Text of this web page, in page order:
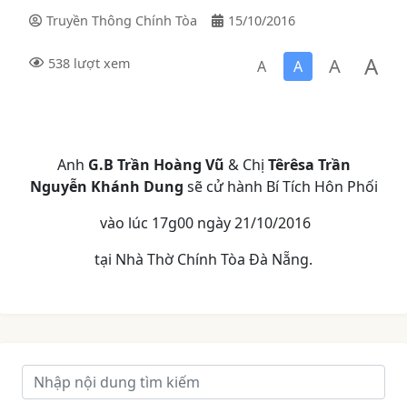
Truyền Thông Chính Tòa 15/10/2016
538 lượt xem A A A A
Anh G.B Trần Hoàng Vũ & Chị Têrêsa Trần
Nguyễn Khánh Dung sẽ cử hành Bí Tích Hôn Phối
vào lúc 17g00 ngày 21/10/2016
tại Nhà Thờ Chính Tòa Đà Nẵng.